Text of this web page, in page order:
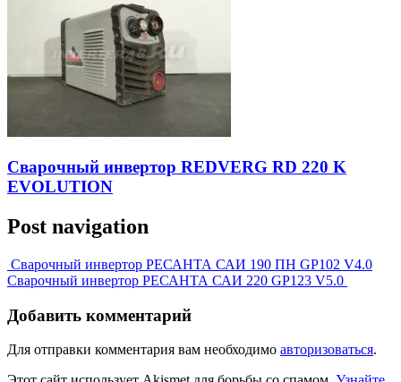
Сварочный инвертор REDVERG RD 220 K
EVOLUTION
Post navigation
Сварочный инвертор РЕСАНТА САИ 190 ПН GP102 V4.0
Сварочный инвертор РЕСАНТА САИ 220 GP123 V5.0
Добавить комментарий
Для отправки комментария вам необходимо авторизоваться.